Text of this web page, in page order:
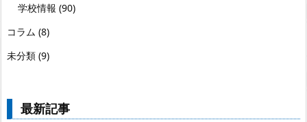
学校情報 (90)
コラム (8)
未分類 (9)
最新記事